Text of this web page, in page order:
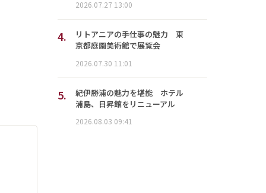
2026.07.27 13:00
4.
リトアニアの手仕事の魅力 東
京都庭園美術館で展覧会
2026.07.30 11:01
5.
紀伊勝浦の魅力を堪能 ホテル
浦島、日昇館をリニューアル
2026.08.03 09:41